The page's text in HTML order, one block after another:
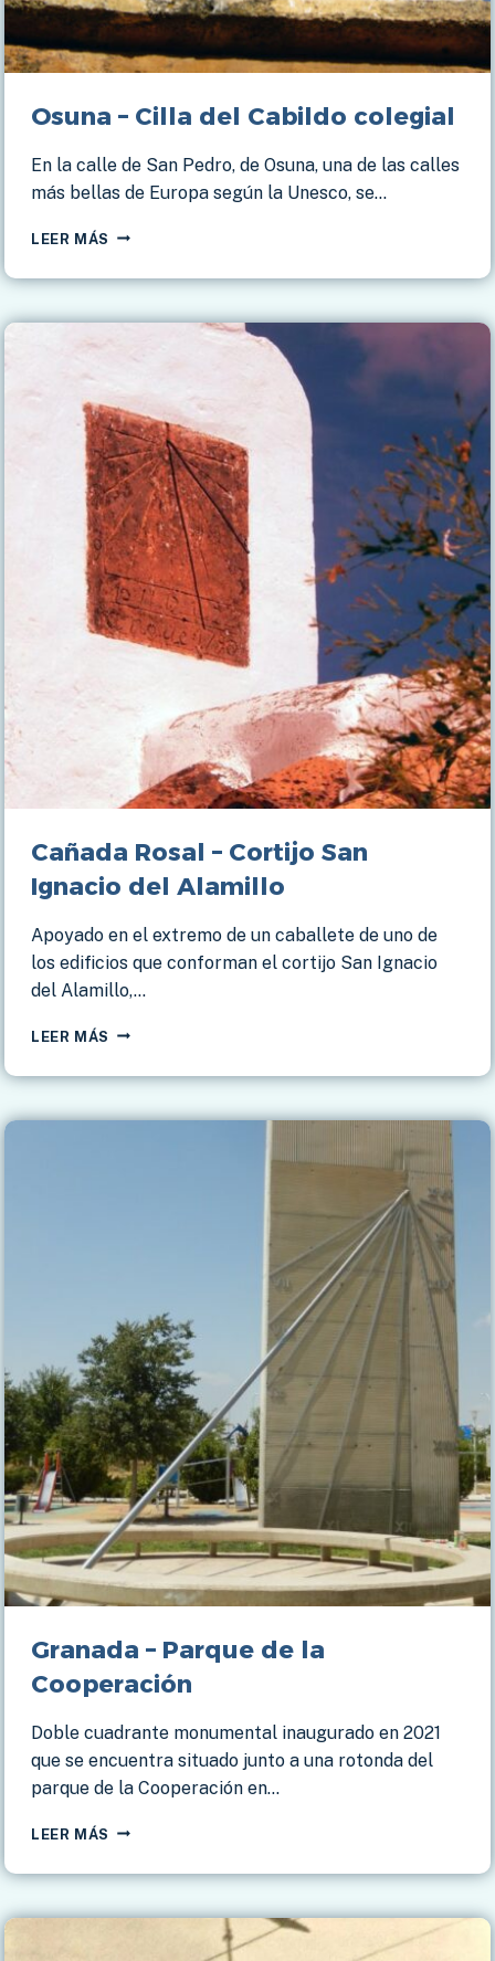
Osuna – Cilla del Cabildo colegial
En la calle de San Pedro, de Osuna, una de las calles
más bellas de Europa según la Unesco, se…
LEER MÁS OSUNA
CILLA
CABILDO
Cañada Rosal – Cortijo San
Ignacio del Alamillo
Apoyado en el extremo de un caballete de uno de
los edificios que conforman el cortijo San Ignacio
del Alamillo,…
LEER MÁS CAÑADA
–
SAN
Granada – Parque de la
Cooperación
Doble cuadrante monumental inaugurado en 2021
que se encuentra situado junto a una rotonda del
parque de la Cooperación en…
LEER MÁS GRANADA
PARQUE
LA
COOPERACIÓN